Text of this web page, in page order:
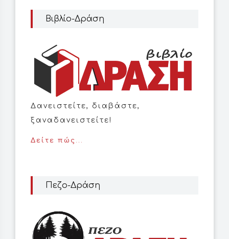
Βιβλίο-Δράση
Δανειστείτε, διαβάστε,
ξαναδανειστείτε!
Δείτε πώς...
Πεζο-Δράση